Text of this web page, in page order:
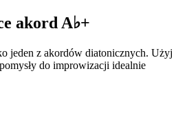
akord A♭+
jeden z akordów diatonicznych. Użyj
do improwizacji idealnie